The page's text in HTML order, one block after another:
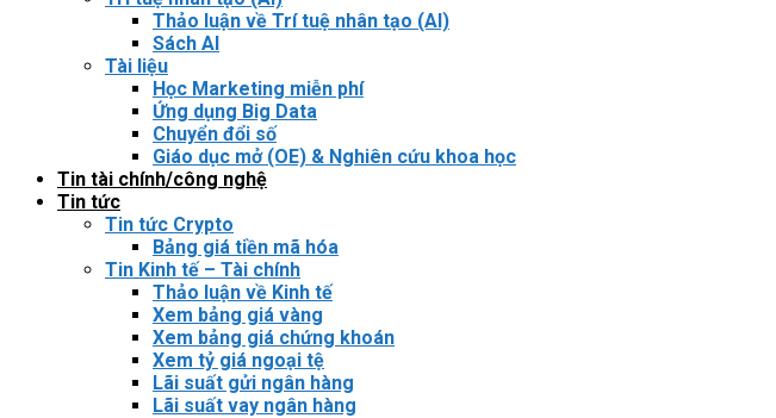
Thảo luận về Trí tuệ nhân tạo (AI)
Sách AI
Tài liệu
Học Marketing miễn phí
Ứng dụng Big Data
Chuyển đổi số
Giáo dục mở (OE) & Nghiên cứu khoa học
Tin tài chính/công nghệ
Tin tức
Tin tức Crypto
Bảng giá tiền mã hóa
Tin Kinh tế – Tài chính
Thảo luận về Kinh tế
Xem bảng giá vàng
Xem bảng giá chứng khoán
Xem tỷ giá ngoại tệ
Lãi suất gửi ngân hàng
Lãi suất vay ngân hàng